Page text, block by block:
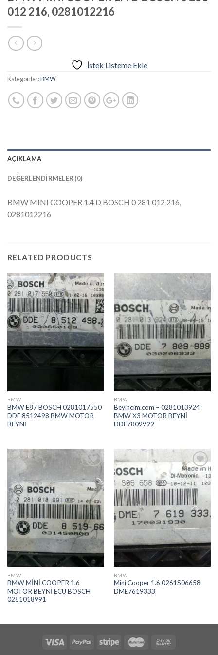
012 216, 0281012216
İstek Listeme Ekle
Kategoriler:BMW
AÇIKLAMA
DEĞERLENDIRMELER (0)
BMW MINI COOPER 1.4 D BOSCH 0 281 012 216,
0281012216
RELATED PRODUCTS
İstek
Listeme
Ekle
BMW
BMW E87 BOSCH 0281017550
DDE 8512498 BMW MOTOR
BEYNİ
İstek
Listeme
Ekle
BMW
Beyincim.com – 0281013924
BMW X3 MOTOR BEYNİ
DDE7809999
İstek
Listeme
Ekle
BMW
BMW MİNİ COOPER 1.6
MOTOR BEYNİ ECU BOSCH
0281018991
İstek
Listeme
Ekle
BMW
Mini Cooper 1.6 0261S06658
DME7619333